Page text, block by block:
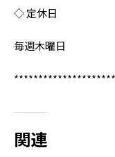
◇ 定休日
毎週木曜日
関連